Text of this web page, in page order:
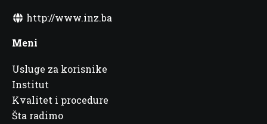
http://www.inz.ba
Meni
Usluge za korisnike
Institut
Kvalitet i procedure
Šta radimo